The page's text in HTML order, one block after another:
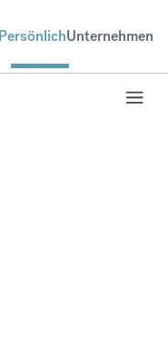
PersönlichUnternehmen